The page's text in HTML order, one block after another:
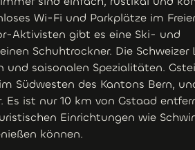
Wi-Fi und Parkplätze im
Aktivisten gibt es eine Ski- und
Schuhtrockner. Die Schweizer
und saisonalen Spezialitäten.
Südwesten des Kantons Bern,
Es ist nur 10 km von Gstaad
Einrichtungen wie
können.